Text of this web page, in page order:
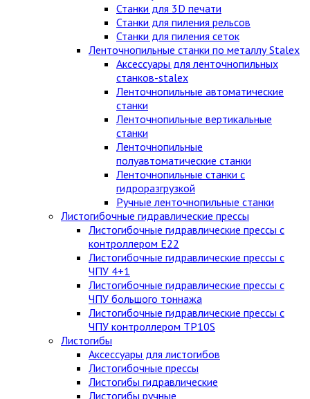
Станки для 3D печати
Станки для пиления рельсов
Станки для пиления сеток
Ленточнопильные станки по металлу Stalex
Аксессуары для ленточнопильных
станков-stalex
Ленточнопильные автоматические
станки
Ленточнопильные вертикальные
станки
Ленточнопильные
полуавтоматические станки
Ленточнопильные станки с
гидроразгрузкой
Ручные ленточнопильные станки
Листогибочные гидравлические прессы
Листогибочные гидравлические прессы с
контроллером E22
Листогибочные гидравлические прессы с
ЧПУ 4+1
Листогибочные гидравлические прессы с
ЧПУ большого тоннажа
Листогибочные гидравлические прессы с
ЧПУ контроллером TP10S
Листогибы
Аксессуары для листогибов
Листогибочные прессы
Листогибы гидравлические
Листогибы ручные